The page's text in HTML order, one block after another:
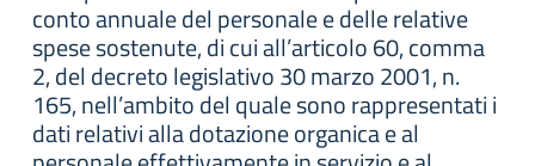
conto annuale del personale e delle relative
spese sostenute, di cui all’articolo 60, comma
2, del decreto legislativo 30 marzo 2001, n.
165, nell’ambito del quale sono rappresentati i
dati relativi alla dotazione organica e al